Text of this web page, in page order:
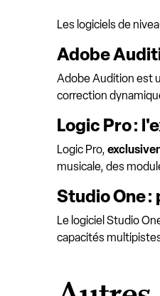
Les logiciels de
Adobe
Adobe Audition est
correction
Logic Pro :
Logic Pro,
musicale, des
Studio One
Le logiciel Studio
capacités